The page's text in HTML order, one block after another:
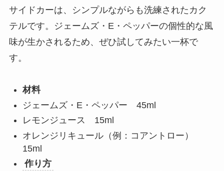
サイドカーは、シンプルながらも洗練されたカク
テルです。ジェームズ・E・ペッパーの個性的な風
味が生かされるため、ぜひ試してみたい一杯で
す。
材料
ジェームズ・E・ペッパー 45ml
レモンジュース 15ml
オレンジリキュール（例：コアントロー）
15ml
作り方